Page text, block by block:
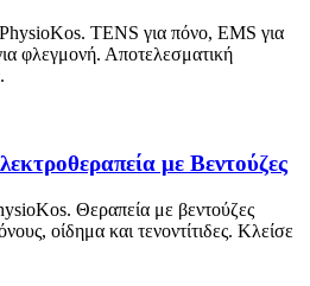
TENS για πόνο, EMS για
φλεγμονή. Αποτελεσματική
με Βεντούζες
Θεραπεία με βεντούζες
οίδημα και τενοντίτιδες. Κλείσε